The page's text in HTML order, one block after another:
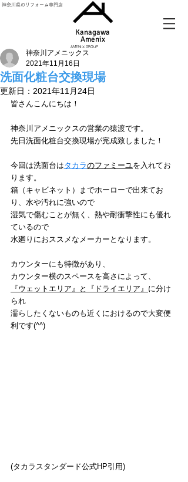
神奈川県のリフォーム専門店
Kanagawa
Amenix​
AMENIX GROUP
洗面化粧台交換現場
神奈川アメニックス
2021年11月16日
更新日： 2021年11月24日
皆さんこんにちは！
神奈川アメニックスの営業の猿渡です。
先日洗面化粧台交換現場が完成致しました！
今回は洗面台はタカラのファミーユを入れてお
ります。
箱（キャビネット）までホーローで出来てお
り、水や汚れに強いので
湿気で傷むことが無く、熱や耐衝撃性にも優れ
ているので
水廻りにおススメなメーカーとなります。
カウンターにも特徴があり、
カウンター横のスペースを高さによって、
『ウェットエリア』と『ドライエリア』 に分け
られ
濡らしたくないものも近くにおけるので大変便
利です(^^)
(タカラスタンダード公式HP引用)